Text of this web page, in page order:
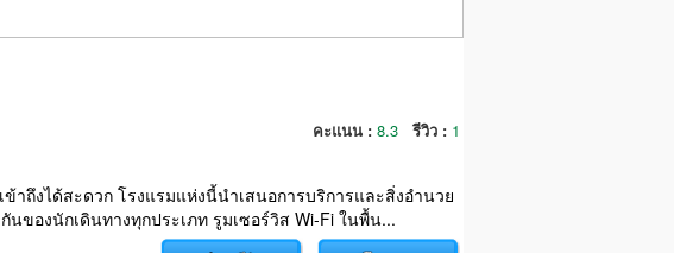
คะแนน : 8.3 รีวิว : 1
ถึงได้สะดวก โรงแรมแห่งนี้นำเสนอการบริการและสิ่งอำนวย
ของนักเดินทางทุกประเภท รูมเซอร์วิส Wi-Fi ในพื้น...